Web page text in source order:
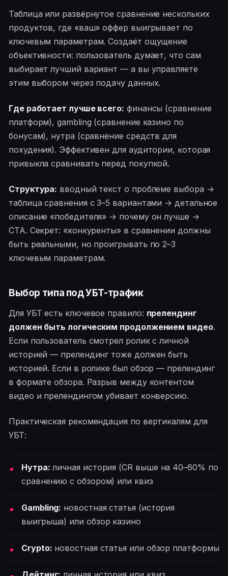
Таблица или развёрнутое сравнение нескольких
продуктов, где «ваш» оффер выигрывает по
ключевым параметрам. Создаёт ощущение
объективности: пользователь думает, что сам
выбирает лучший вариант — а вы управляете
этим выбором через подачу данных.
Где работает лучше всего: финансы (сравнение
платформ), gambling (сравнение казино по
бонусам), нутра (сравнение средств для
похудения). Эффективен для аудитории, которая
привыкла сравнивать перед покупкой.
Структура: вводный текст о проблеме выбора →
таблица сравнения с 3–5 вариантами → детальное
описание «победителя» → почему он лучше →
CTA. Секрет: «конкуренты» в сравнении должны
быть реальными, но проигрывать по 2–3
ключевым параметрам.
Выбор типа под УБТ-трафик
Для УБТ есть ключевое правило: прелендинг
должен быть логическим продолжением видео.
Если пользователь смотрел ролик с личной
историей — прелендинг тоже должен быть
историей. Если в ролике был обзор — прелендинг
в формате обзора. Разрыв между контентом
видео и прелендингом убивает конверсию.
Практическая рекомендация по вертикалям для
УБТ:
Нутра: личная история (CR выше на 40–60% по
сравнению с обзором) или квиз
Gambling: новостная статья (история
выигрыша) или обзор казино
Crypto: новостная статья или обзор платформы